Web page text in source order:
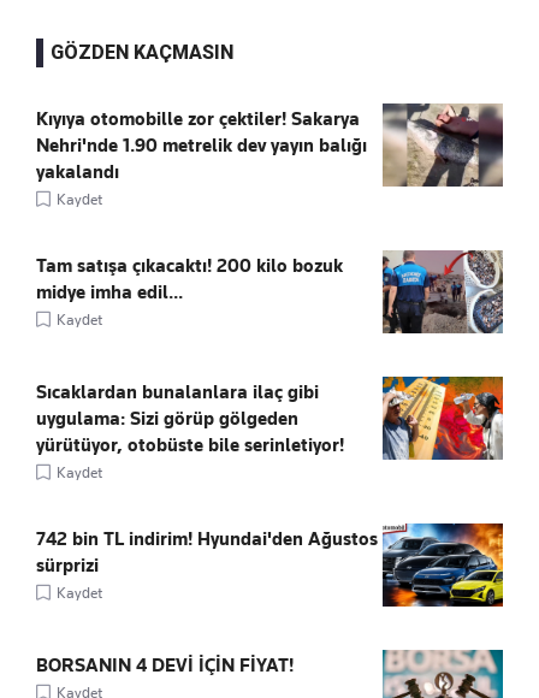
GÖZDEN KAÇMASIN
Kıyıya otomobille zor çektiler! Sakarya
Nehri'nde 1.90 metrelik dev yayın balığı
yakalandı
Kaydet
Tam satışa çıkacaktı! 200 kilo bozuk
midye imha edil...
Kaydet
Sıcaklardan bunalanlara ilaç gibi
uygulama: Sizi görüp gölgeden
yürütüyor, otobüste bile serinletiyor!
Kaydet
742 bin TL indirim! Hyundai'den Ağustos
sürprizi
Kaydet
BORSANIN 4 DEVİ İÇİN FİYAT!
Kaydet